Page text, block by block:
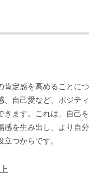
肯定感を高めることにつ
、自己愛など、ポジティ
きます。これは、自己を
感を生み出し、より自分
つからです。